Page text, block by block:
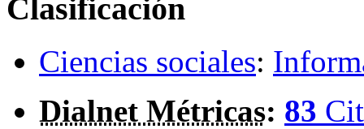
Clasificación
Ciencias sociales:
Dialnet Métricas: 83